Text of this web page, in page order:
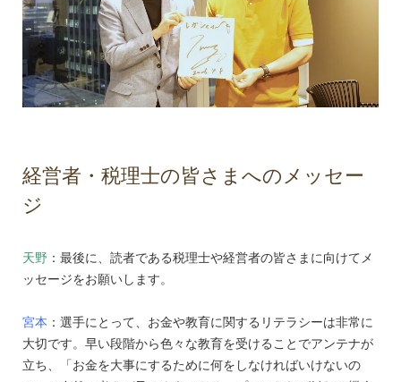
経営者・税理士の皆さまへのメッセー
ジ
天野 ：最後に、読者である税理士や経営者の皆さまに向けてメ
ッセージをお願いします。
宮本 ：選手にとって、お金や教育に関するリテラシーは非常に
大切です。早い段階から色々な教育を受けることでアンテナが
立ち、「お金を大事にするために何をしなければいけないの